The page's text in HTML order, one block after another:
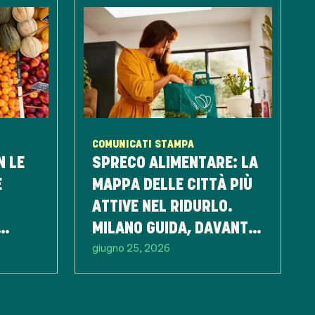
LE
COMUNICATI STAMPA
SPRECO ALIMENTARE: LA
MAPPA DELLE CITTÀ PIÙ
ATTIVE NEL RIDURLO.
MILANO GUIDA, DAVANTI
A ROMA E FIRENZE.
EMILIA ROMAGNA TRA LE
giugno 25, 2026